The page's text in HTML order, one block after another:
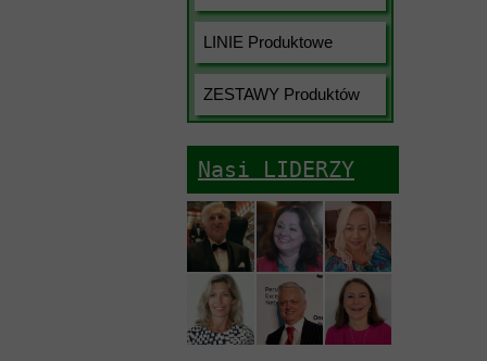
Nasi LIDERZY
Układ
LINIE Produktowe
ZESTAWY Produktów